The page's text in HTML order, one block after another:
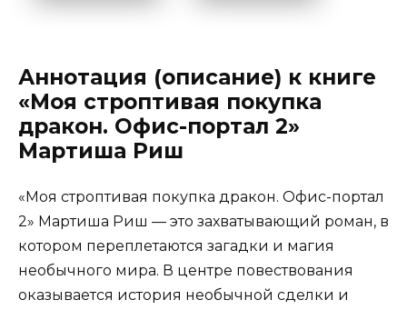
Аннотация (описание) к книге
«Моя строптивая покупка
дракон. Офис-портал 2»
Мартиша Риш
«Моя строптивая покупка дракон. Офис-портал
2» Мартиша Риш — это захватывающий роман, в
котором переплетаются загадки и магия
необычного мира. В центре повествования
оказывается история необычной сделки и